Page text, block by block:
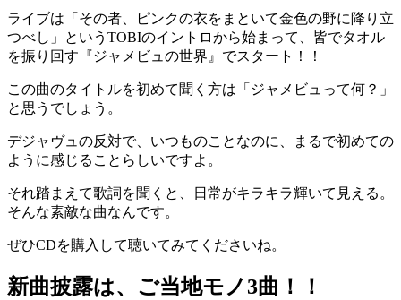
ライブは「その者、ピンクの衣をまといて金色の野に降り立
つべし」というTOBIのイントロから始まって、皆でタオル
を振り回す『ジャメビュの世界』でスタート！！
この曲のタイトルを初めて聞く方は「ジャメビュって何？」
と思うでしょう。
デジャヴュの反対で、いつものことなのに、まるで初めての
ように感じることらしいですよ。
それ踏まえて歌詞を聞くと、日常がキラキラ輝いて見える。
そんな素敵な曲なんです。
ぜひCDを購入して聴いてみてくださいね。
新曲披露は、ご当地モノ3曲！！